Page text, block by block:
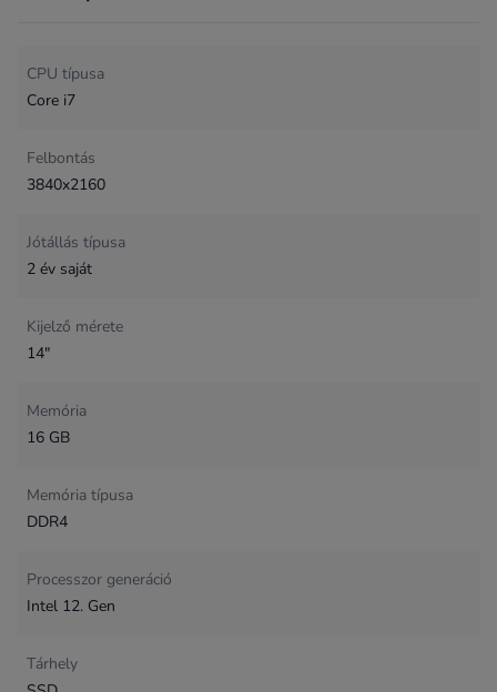
CPU típusa
Core i7
Felbontás
3840x2160
Jótállás típusa
2 év saját
Kijelző mérete
14"
Memória
16 GB
Memória típusa
DDR4
Processzor generáció
Intel 12. Gen
Tárhely